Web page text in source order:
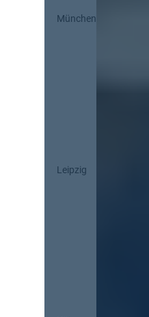
München
Leipzig